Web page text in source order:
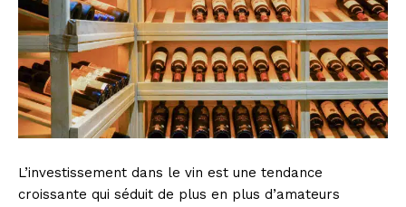
L’investissement dans le vin est une tendance
croissante qui séduit de plus en plus d’amateurs